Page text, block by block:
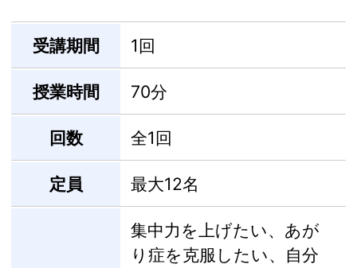
受講期間 1回
授業時間 70分
回数 全1回
定員 最大12名
集中力を上げたい、あが
り症を克服したい、自分